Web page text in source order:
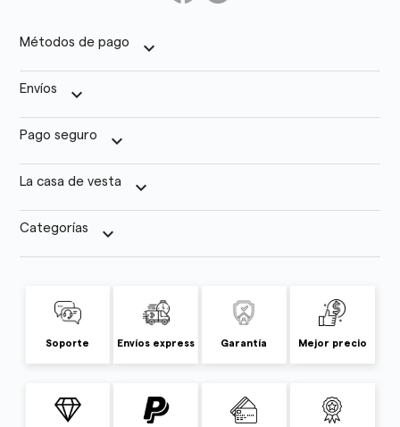
Métodos de pago keyboard_arrow_down
Envíos keyboard_arrow_down
Pago seguro keyboard_arrow_down
La casa de vesta keyboard_arrow_down
Categorías keyboard_arrow_down
Soporte Envíos express Garantía Mejor precio